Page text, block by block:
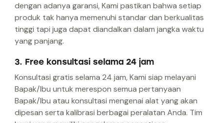
dengan adanya garansi, Kami pastikan bahwa setiap
produk tak hanya memenuhi standar dan berkualitas
tinggi tapi juga dapat diandalkan dalam jangka waktu
yang panjang.
3. Free konsultasi selama 24 jam
Konsultasi gratis selama 24 jam, Kami siap melayani
Bapak/Ibu untuk merespon semua pertanyaan
Bapak/Ibu atau konsultasi mengenai alat yang akan
dipesan serta kalibrasi berbagai peralatan Anda. Tim